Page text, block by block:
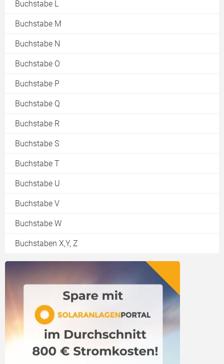
Buchstabe L
Buchstabe M
Buchstabe N
Buchstabe O
Buchstabe P
Buchstabe Q
Buchstabe R
Buchstabe S
Buchstabe T
Buchstabe U
Buchstabe V
Buchstabe W
Buchstaben X,Y, Z